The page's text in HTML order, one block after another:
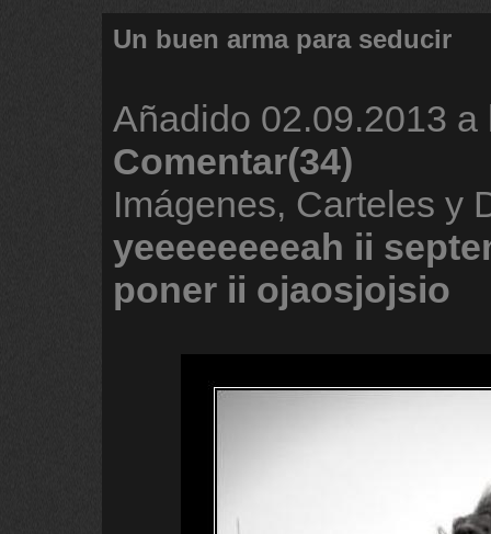
Un buen arma para seducir
Añadido 02.09.2013 a
Comentar(34)
Imágenes, Carteles y
yeeeeeeeeah ii
poner ii ojaosjojsio